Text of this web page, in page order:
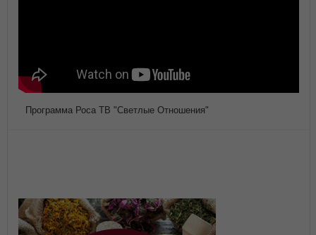
Программа Роса ТВ "Светлые Отношения"